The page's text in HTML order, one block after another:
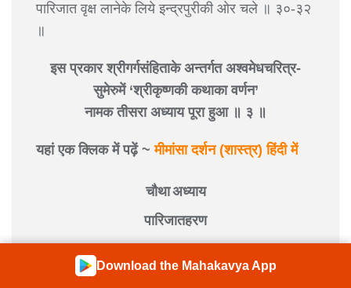
पारिजात वृक्ष लानेके लिये इन्द्रपुरीकी ओर चले ॥ ३०-३२
॥
इस प्रकार श्रीगर्गसंहिताके अन्तर्गत अश्वमेधचरित्र-
सुमेरुमें ‘श्रीकृष्णकी कथाका वर्णन’
नामक तीसरा अध्याय पूरा हुआ ॥ ३ ॥
यहां एक क्लिक में पढ़ें ~मीमांसा दर्शन (शास्त्र) हिंदी में
चौथा अध्याय
पारिजातहरण
श्रीगर्गजी कहते हैं-
राजन् ! स्वर्गमें जाकर इन्द्रको उनका
छत्र और मणि देकर श्रीकृष्णने माता अदितिको उनके दोनों
Download the Mahakavya App